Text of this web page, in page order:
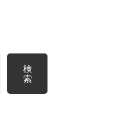
検
索